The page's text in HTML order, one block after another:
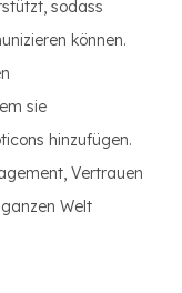
sodass
können.
sie
hinzufügen.
Vertrauen
Welt